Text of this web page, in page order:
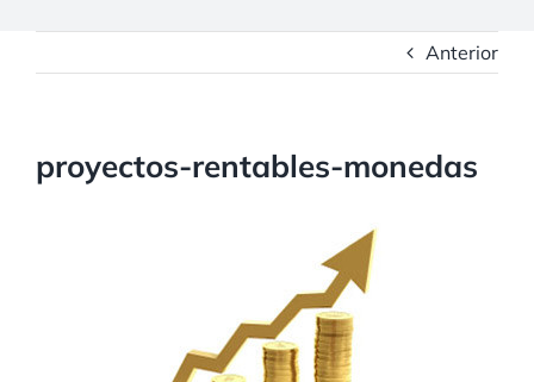
Anterior
proyectos-rentables-monedas